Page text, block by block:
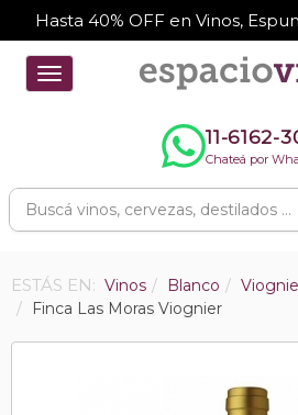
Hasta 40% OFF en Vinos,
Toggle
navigation
11-6162-
Chateá por
ESTÁS EN: Vinos Blanco
Finca Las Moras Viognier